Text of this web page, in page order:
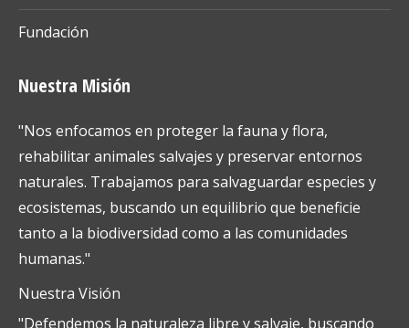
Fundación
Nuestra Misión
"Nos enfocamos en proteger la fauna y flora,
rehabilitar animales salvajes y preservar entornos
naturales. Trabajamos para salvaguardar especies y
ecosistemas, buscando un equilibrio que beneficie
tanto a la biodiversidad como a las comunidades
humanas."
Nuestra Visión
"Defendemos la naturaleza libre y salvaje, buscando